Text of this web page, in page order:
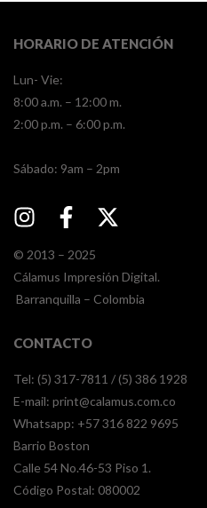
HORARIO DE ATENCIÓN
Lun- Vie:
8:00 a.m. – 12:00 m.
2:00 p.m. – 6:00 p.m.
​​Sábado: 9am – 2pm
© 2013 – 2025
Cálamus Impresión Digital.
Barranquilla – Colombia
CONTACTO
Tel: (5) 317-7811 / (5) 386 1928
E-mail: print@calamus.com.co
Whatsapp: +57 316 822 9695
Barrio Boston
Calle 54 No.46-53 Piso 1.
Código Postal: 080002